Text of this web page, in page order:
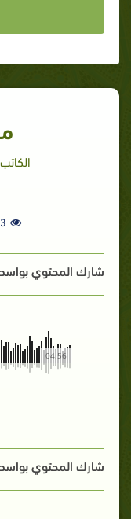
شارك المحتوي
04:56
شارك المحتوي